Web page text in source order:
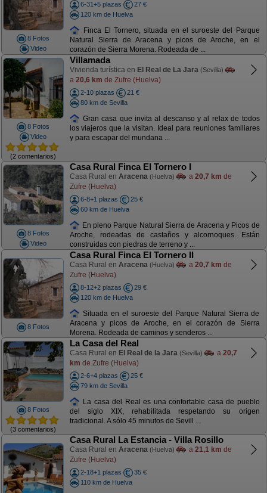
8 Fotos
Video
6-31+5 plazas
27 €
120 km de Huelva
Finca El Tornero, situada en el suroeste del Parque
Natural Sierra de Aracena y picos de Aroche, en el
corazón de Sierra Morena. Rodeada de ...
8 Fotos
Video
(2 comentarios)
Villamada
Vivienda turística en El Real de La Jara (Sevilla)
a 20,6 km de Zufre (Huelva)
2-10 plazas
21 €
80 km de Sevilla
Gran casa que invita al descanso y al relax de todos
los viajeros que la visitan. Ideal para reuniones familiares
y para escapar del mundana ...
8 Fotos
Video
Casa Rural Finca El Tornero I
Casa Rural en Aracena (Huelva) a 20,7 km de
Zufre (Huelva)
6-8+1 plazas
25 €
60 km de Huelva
En pleno Parque Natural Sierra de Aracena y Picos de
Aroche, rodeadas de castaños y alcornoques. Están
construidas con piedras de terreno y ...
8 Fotos
Casa Rural Finca El Tornero II
Casa Rural en Aracena (Huelva) a 20,7 km de
Zufre (Huelva)
8-12+2 plazas
29 €
120 km de Huelva
Situada en el suroeste del Parque Natural Sierra de
Aracena y picos de Aroche, en el corazón de Sierra
Morena. Rodeada de caminos y senderos ...
8 Fotos
(3 comentarios)
La Casa del Real
Casa Rural en El Real de la Jara (Sevilla) a 20,7
km de Zufre (Huelva)
2-6+4 plazas
25 €
79 km de Sevilla
La casa del Real es una confortable casa de pueblo
del siglo XIX, rehabilitada respetando su origen
tradicional. A sólo 45 minutos de Sevill ...
Casa Rural La Estancia - Villa Rosillo
Casa Rural en Aracena (Huelva) a 21,1 km de
Zufre (Huelva)
2-18+1 plazas
35 €
110 km de Huelva